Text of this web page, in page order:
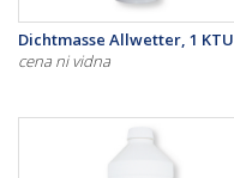
Dichtmasse Allwetter, 1 KTU
cena ni vidna